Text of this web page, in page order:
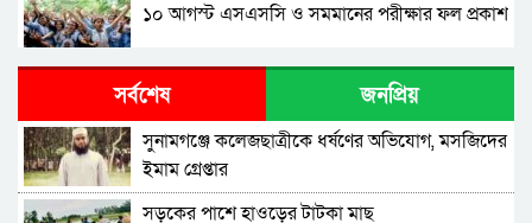
১০ আগস্ট এসএসসি ও সমমানের পরীক্ষার ফল প্রকাশ
শাপলা চত্বরে হত্যা মামলা: শেখ হাসিনাসহ ৪১ জনের
বিরুদ্ধে আনুষ্ঠানিক অভিযোগ
বিরোধীদলের পতন শুরু হয়েছে, ১১ দল এখন ৯ দলে
গিয়ে ঠেকেছে: রাশেদ খান
সর্বশেষ জনপ্রিয়
সুনামগঞ্জে কলেজছাত্রীকে ধর্ষণের অভিযোগ, মসজিদের
ইমাম গ্রেপ্তার
সড়কের পাশে হাওড়ের টাটকা মাছ